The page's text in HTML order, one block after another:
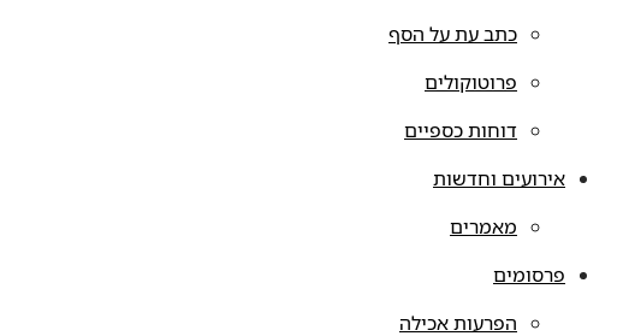
כתב עת על הסף
פרוטוקולים
דוחות כספיים
אירועים וחדשות
מאמרים
פרסומים
הפרעות אכילה